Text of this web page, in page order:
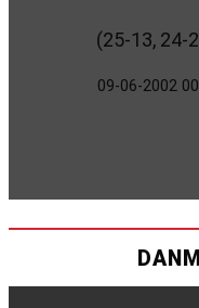
(25-13, 24-
09-06-2002